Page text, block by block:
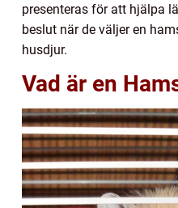
presenteras för att hjälpa
beslut när de väljer en
husdjur.
Vad är en